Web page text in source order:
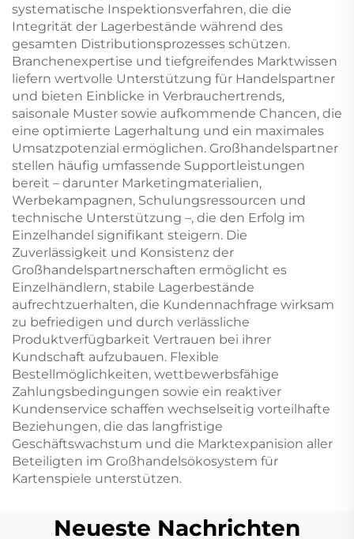
systematische Inspektionsverfahren, die die
Integrität der Lagerbestände während des
gesamten Distributionsprozesses schützen.
Branchenexpertise und tiefgreifendes Marktwissen
liefern wertvolle Unterstützung für Handelspartner
und bieten Einblicke in Verbrauchertrends,
saisonale Muster sowie aufkommende Chancen, die
eine optimierte Lagerhaltung und ein maximales
Umsatzpotenzial ermöglichen. Großhandelspartner
stellen häufig umfassende Supportleistungen
bereit – darunter Marketingmaterialien,
Werbekampagnen, Schulungsressourcen und
technische Unterstützung –, die den Erfolg im
Einzelhandel signifikant steigern. Die
Zuverlässigkeit und Konsistenz der
Großhandelspartnerschaften ermöglicht es
Einzelhändlern, stabile Lagerbestände
aufrechtzuerhalten, die Kundennachfrage wirksam
zu befriedigen und durch verlässliche
Produktverfügbarkeit Vertrauen bei ihrer
Kundschaft aufzubauen. Flexible
Bestellmöglichkeiten, wettbewerbsfähige
Zahlungsbedingungen sowie ein reaktiver
Kundenservice schaffen wechselseitig vorteilhafte
Beziehungen, die das langfristige
Geschäftswachstum und die Marktexpanision aller
Beteiligten im Großhandelsökosystem für
Kartenspiele unterstützen.
Neueste Nachrichten